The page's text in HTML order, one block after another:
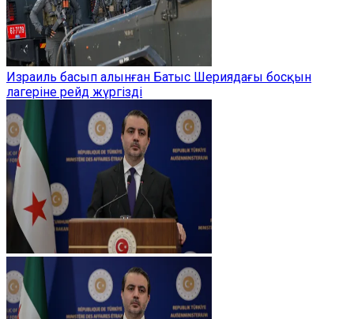
Израиль басып алынған Батыс Шериядағы босқын
лагеріне рейд жүргізді